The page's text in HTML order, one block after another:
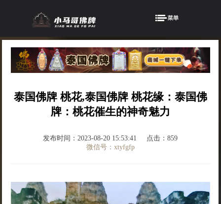
泰国佛牌 桃花,泰国佛牌 桃花缘：泰国佛
牌：桃花催生的神奇魅力
发布时间：2023-08-20 15:53:41
点击：859
微信号：xtyfgfp